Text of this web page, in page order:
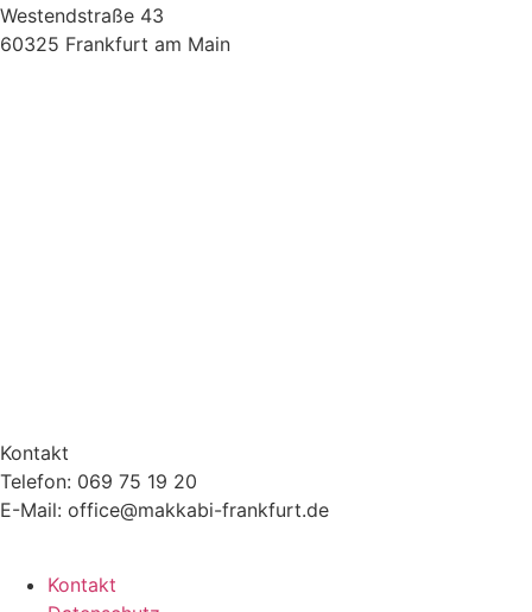
Westendstraße 43
60325 Frankfurt am Main
Kontakt
Telefon: 069 75 19 20
E-Mail: office@makkabi-frankfurt.de
Kontakt